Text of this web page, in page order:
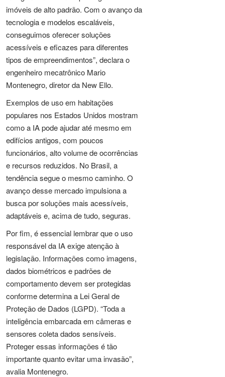
imóveis de alto padrão. Com o avanço da
tecnologia e modelos escaláveis,
conseguimos oferecer soluções
acessíveis e eficazes para diferentes
tipos de empreendimentos”, declara o
engenheiro mecatrônico Mario
Montenegro, diretor da New Ello.
Exemplos de uso em habitações
populares nos Estados Unidos mostram
como a IA pode ajudar até mesmo em
edifícios antigos, com poucos
funcionários, alto volume de ocorrências
e recursos reduzidos. No Brasil, a
tendência segue o mesmo caminho. O
avanço desse mercado impulsiona a
busca por soluções mais acessíveis,
adaptáveis e, acima de tudo, seguras.
Por fim, é essencial lembrar que o uso
responsável da IA exige atenção à
legislação. Informações como imagens,
dados biométricos e padrões de
comportamento devem ser protegidas
conforme determina a Lei Geral de
Proteção de Dados (LGPD). “Toda a
inteligência embarcada em câmeras e
sensores coleta dados sensíveis.
Proteger essas informações é tão
importante quanto evitar uma invasão”,
avalia Montenegro.